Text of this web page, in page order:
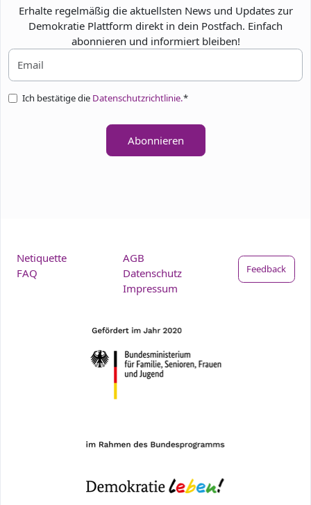
Erhalte regelmäßig die aktuellsten News und Updates zur
Demokratie Plattform direkt in dein Postfach. Einfach
abonnieren und informiert bleiben!
Ich bestätige die Datenschutzrichtlinie.*
Abonnieren
Netiquette
FAQ
AGB
Datenschutz
Impressum
Feedback